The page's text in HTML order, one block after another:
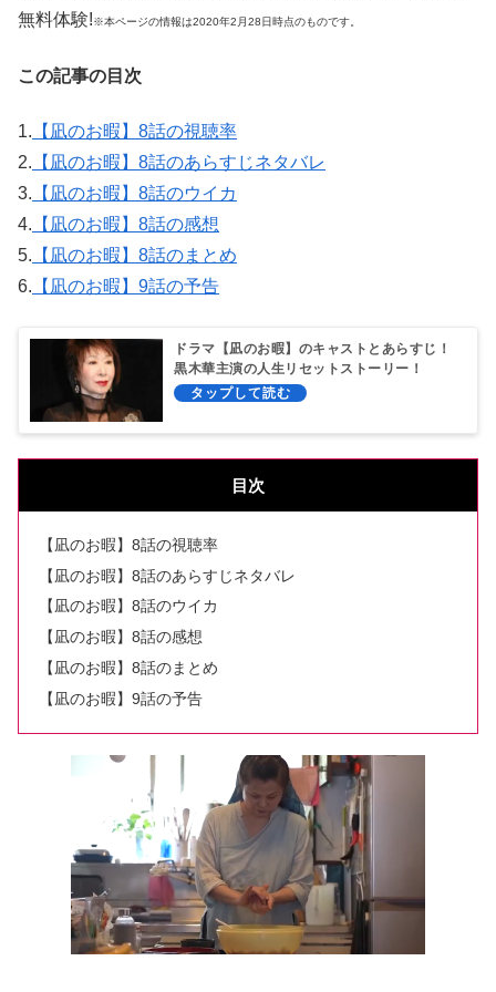
無料体験!※本ページの情報は2020年2月28日時点のものです。
この記事の目次
1. 【凪のお暇】8話の視聴率
2. 【凪のお暇】8話のあらすじネタバレ
3. 【凪のお暇】8話のウイカ
4. 【凪のお暇】8話の感想
5. 【凪のお暇】8話のまとめ
6. 【凪のお暇】9話の予告
ドラマ【凪のお暇】のキャストとあらすじ！
黒木華主演の人生リセットストーリー！
目次
【凪のお暇】8話の視聴率
【凪のお暇】8話のあらすじネタバレ
【凪のお暇】8話のウイカ
【凪のお暇】8話の感想
【凪のお暇】8話のまとめ
【凪のお暇】9話の予告